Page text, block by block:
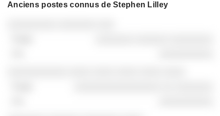
Anciens postes connus de Stephen Lilley